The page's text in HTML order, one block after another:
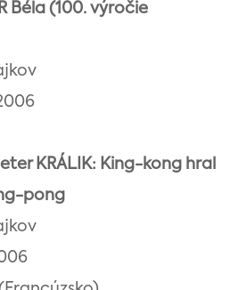
Béla (100. výročie
KRÁLIK: King-kong hral
pong